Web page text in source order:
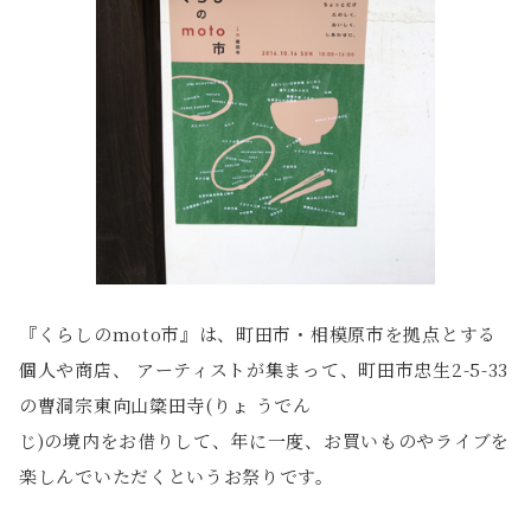
『くらしのmoto市』は、町田市・相模原市を拠点とする
個人や商店、 アーティストが集まって、町田市忠生2-5-33
の曹洞宗東向山簗田寺(りょ うでん
じ)の境内をお借りして、年に一度、お買いものやライブを
楽しんでいただくというお祭りです。